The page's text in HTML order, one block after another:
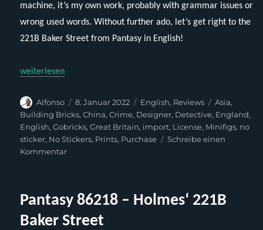
machine, it’s my own work, probably with grammar issues or
wrong used words. Without further ado, let’s get right to the
221B Baker Street from Pantasy in English!
„Pantasy 86218 – Holmes‘ 221B Baker Street (English)“
weiterlesen
Autor
Alfonso
Veröffentlicht
am
8. Januar 2022 Kategorien
English, Reviews Asia,
Building Bricks,China,Crime, Designer, Detective, England,
English,Gobricks,Great Britain, import, License, Minifigs, no
sticker, No Stickers, Prints, Purchase
Schreibe einen
Kommentarzu
Holmes‘
Baker
Pantasy 86218 – Holmes‘ 221B
Baker Street